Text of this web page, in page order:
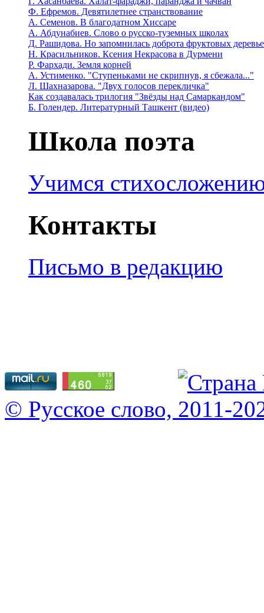
Ф. Ефремов. Девятилетнее странствование
А. Семенов. В благодатном Хиссаре
А. Абдунабиев. Слово о русско-туземных школах
Д. Рашидова. Но запомнилась доброта фруктовых
Н. Красильников. Ксения Некрасова в Дурмени
Р. Фархади. Земля корней
А. Устименко. "Ступеньками не скрипнув, я сбежала..."
Л. Шахназарова. "Двух голосов перекличка"
Как создавалась трилогия "Звёзды над Самаркандом"
Б. Голендер. Литературный Ташкент (видео)
Школа поэта
Учимся
Контакты
Письмо в редакцию
© Русское слово, 2011-